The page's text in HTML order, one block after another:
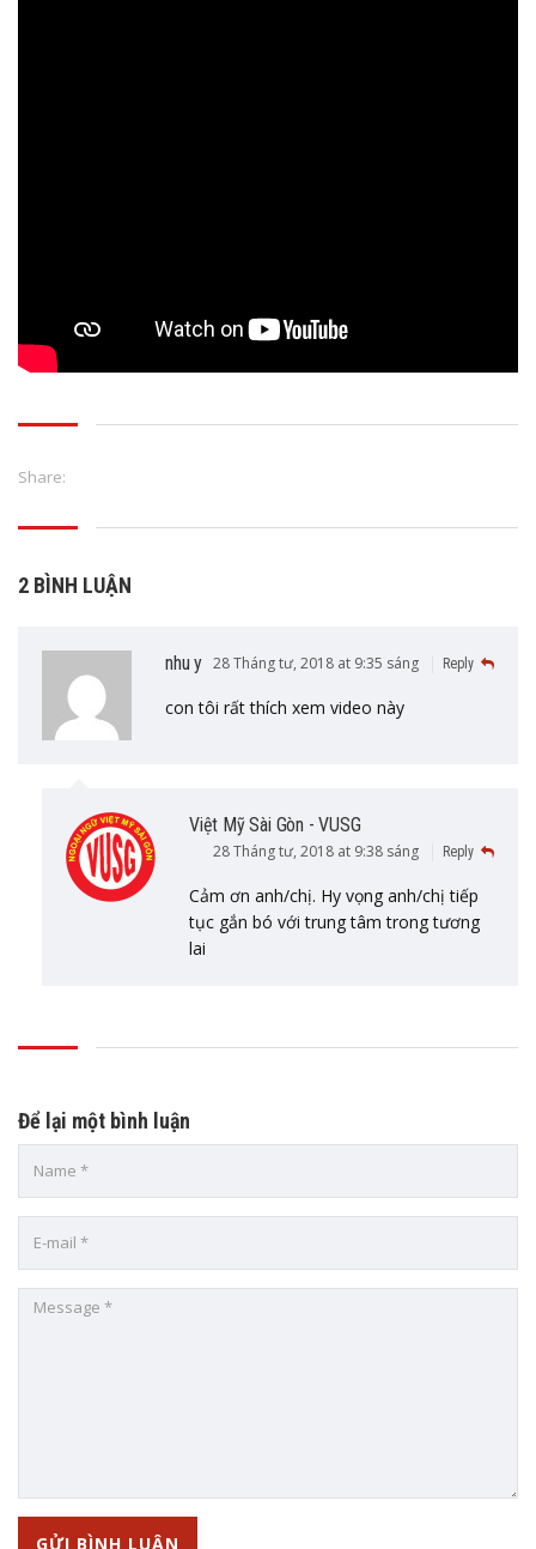
Share:
2 BÌNH LUẬN
nhu y 28 Tháng tư, 2018 at 9:35 sáng Reply
con tôi rất thích xem video này
Việt Mỹ Sài Gòn - VUSG
28 Tháng tư, 2018 at 9:38 sáng Reply
Cảm ơn anh/chị. Hy vọng anh/chị tiếp
tục gắn bó với trung tâm trong tương
lai
Để lại một bình luận